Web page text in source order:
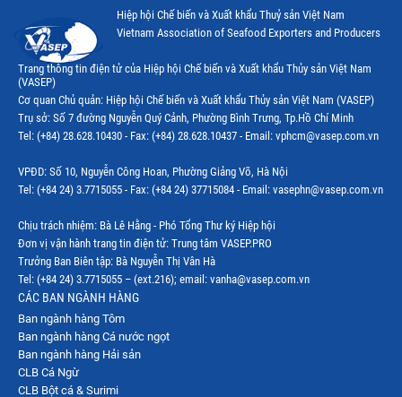
Thị trường Canada
Thị trường Ecuador
Thị trường EU
Thị trường Indonesia
Thị trường Mỹ
Thị trường Nga
Thị trường Hàn Quốc
Thị trường Nhật Bản
Thị trường Thái Lan
Thị trường Trung Quốc
Thị trường Philippines
Hiệp hội Chế biến và Xuất khẩu Thuỷ sản Việt Nam
Vietnam Association of Seafood Exporters and Producers
Trang thông tin điện tử của Hiệp hội Chế biến và Xuất khẩu Thủy sản Việt Nam
(VASEP)
Cơ quan Chủ quản: Hiệp hội Chế biến và Xuất khẩu Thủy sản Việt Nam (VASEP)
Trụ sở: Số 7 đường Nguyễn Quý Cảnh, Phường Bình Trưng, Tp.Hồ Chí Minh
Tel: (+84) 28.628.10430 - Fax: (+84) 28.628.10437 - Email: vphcm@vasep.com.vn
VPĐD: Số 10, Nguyễn Công Hoan, Phường Giảng Võ, Hà Nội
Tel: (+84 24) 3.7715055 - Fax: (+84 24) 37715084 - Email: vasephn@vasep.com.vn
Chịu trách nhiệm: Bà Lê Hằng - Phó Tổng Thư ký Hiệp hội
Đơn vị vận hành trang tin điện tử: Trung tâm VASEP.PRO
Trưởng Ban Biên tập: Bà Nguyễn Thị Vân Hà
Tel: (+84 24) 3.7715055 – (ext.216); email: vanha@vasep.com.vn
CÁC BAN NGÀNH HÀNG
Ban ngành hàng Tôm
Ban ngành hàng Cá nước ngọt
Ban ngành hàng Hải sản
CLB Cá Ngừ
CLB Bột cá & Surimi